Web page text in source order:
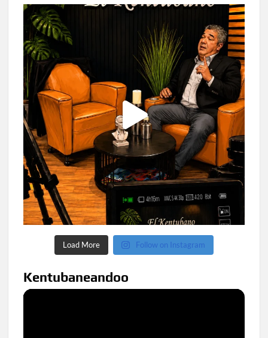
Load More Follow on Instagram
Kentubaneandoo